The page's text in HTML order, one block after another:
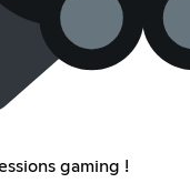
gaming !